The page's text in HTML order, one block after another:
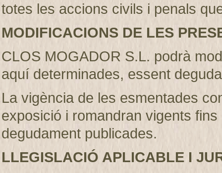
totes les accions civils i penals
MODIFICACIONS DE LES
CLOS MOGADOR S.L. podrà
aquí determinades, essent
La vigència de les esmentades
exposició i romandran vigents
degudament publicades.
LLEGISLACIÓ APLICABLE I